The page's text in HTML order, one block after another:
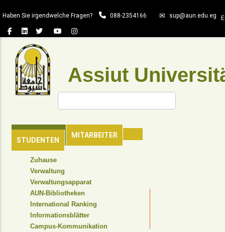
zum
Inhalt
Haben Sie irgendwelche Fragen? 088-2354166 sup@aun.edu.eg
Assiut
MITARBEITER
STUDENTEN
Suche
HEADER
NAVIGATION
Zuhause
Verwaltung
Verwaltungsapparat
AUN-Bibliotheken
International Ranking
Informationsblätter
Campus-Kommunikation